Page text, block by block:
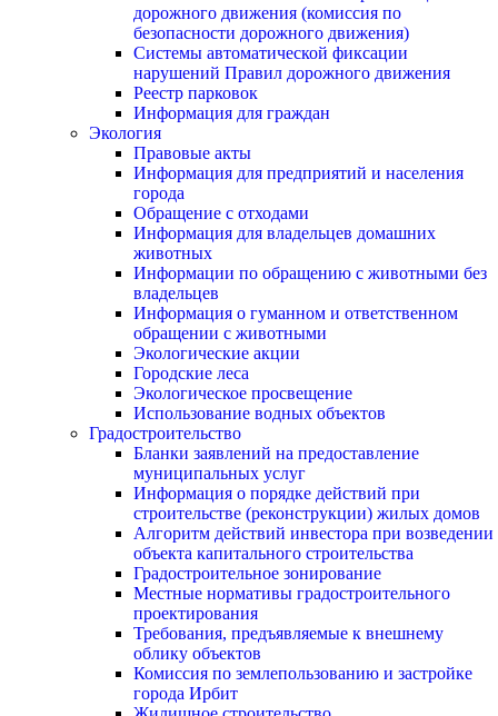
дорожного движения (комиссия по
безопасности дорожного движения)
Системы автоматической фиксации
нарушений Правил дорожного движения
Реестр парковок
Информация для граждан
Экология
Правовые акты
Информация для предприятий и населения
города
Обращение с отходами
Информация для владельцев домашних
животных
Информации по обращению с животными без
владельцев
Информация о гуманном и ответственном
обращении с животными
Экологические акции
Городские леса
Экологическое просвещение
Использование водных объектов
Градостроительство
Бланки заявлений на предоставление
муниципальных услуг
Информация о порядке действий при
строительстве (реконструкции) жилых домов
Алгоритм действий инвестора при возведении
объекта капитального строительства
Градостроительное зонирование
Местные нормативы градостроительного
проектирования
Требования, предъявляемые к внешнему
облику объектов
Комиссия по землепользованию и застройке
города Ирбит